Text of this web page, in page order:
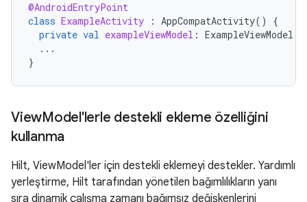
@AndroidEntryPoint
class ExampleActivity : AppCompatActivity()
{
private val exampleViewModel : ExampleViewModel
...
}
ViewModel'lerle destekli ekleme özelliğini
kullanma
Hilt, ViewModel'ler için destekli eklemeyi destekler. Yardımlı
yerleştirme, Hilt tarafından yönetilen bağımlılıkların yanı
sıra dinamik çalışma zamanı bağımsız değişkenlerini